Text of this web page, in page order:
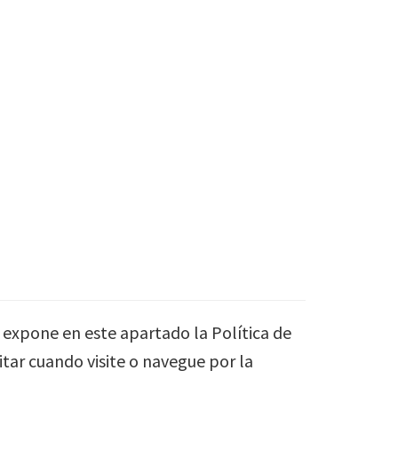
en este apartado la Política de
cuando visite o navegue por la